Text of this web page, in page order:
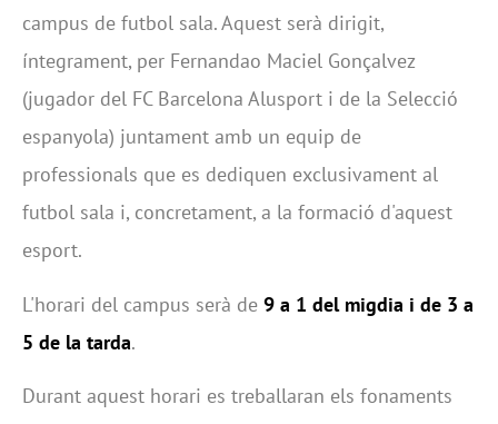
campus de futbol sala. Aquest serà dirigit,
íntegrament, per Fernandao Maciel Gonçalvez
(jugador del FC Barcelona Alusport i de la Selecció
espanyola) juntament amb un equip de
professionals que es dediquen exclusivament al
futbol sala i, concretament, a la formació d'aquest
esport.
L'horari del campus serà de 9 a 1 del migdia i de 3 a
5 de la tarda.
Durant aquest horari es treballaran els fonaments